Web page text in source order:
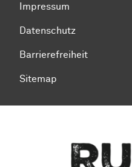
Impressum
Datenschutz
Barrierefreiheit
Sitemap